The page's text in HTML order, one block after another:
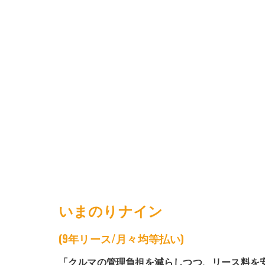
いまのりナイン
(9年リース/月々均等払い)
「クルマの管理負担を減らしつつ、リース料を